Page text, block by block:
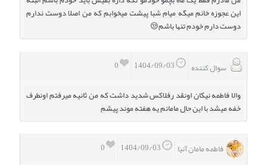
این عجوزه خانم میگه میام شبا پیشت میخوابم که من اصلا دوست ندارم
دوست دارم خودم تنها باشم😒
0
سوال کننده
والا فاطمه نیکان اونقد رفلاکس شدید داشت که من ثانیه میرفتم اونطرف
خفه میشد با این حال مامانم یه هفته موند پیشم
0
فاطمه مامان آنیا